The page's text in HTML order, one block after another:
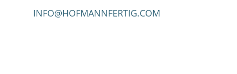
INFO@HOFMANNFERTIG.COM